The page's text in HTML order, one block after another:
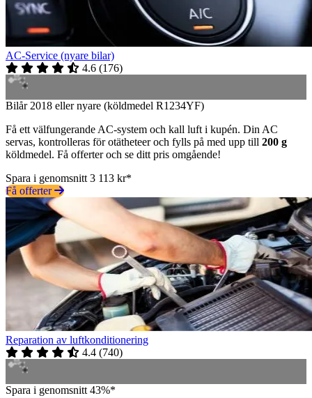
AC-Service (nyare bilar)
4.6 (176)
Bilår 2018 eller nyare (köldmedel R1234YF)
Få ett välfungerande AC-system och kall luft i kupén. Din AC
servas, kontrolleras för otätheteer och fylls på med upp till 200 g
köldmedel. Få offerter och se ditt pris omgående!
Spara i genomsnitt 3 113 kr*
Få offerter
Reparation av luftkonditionering
4.4 (740)
Spara i genomsnitt 43%*